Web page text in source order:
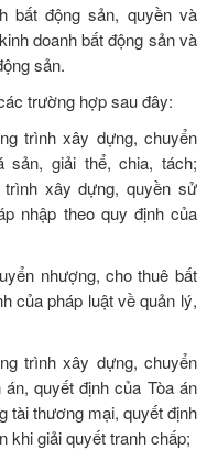
bất động sản, quyền và
doanh bất động sản và
sản.
trường hợp sau đây:
trình xây dựng, chuyển
sản, giải thể, chia, tách;
xây dựng, quyền sử
nhập theo quy định của
nhượng, cho thuê bất
của pháp luật về quản lý,
trình xây dựng, chuyển
quyết định của Tòa án
tài thương mại, quyết định
khi giải quyết tranh chấp;